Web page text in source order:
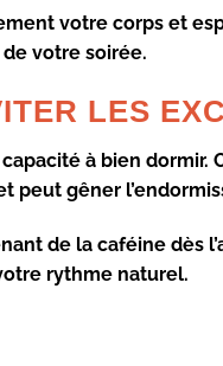
votre corps et
votre soirée.
LES
à bien dormir.
peut gêner
de la caféine dès
rythme naturel.